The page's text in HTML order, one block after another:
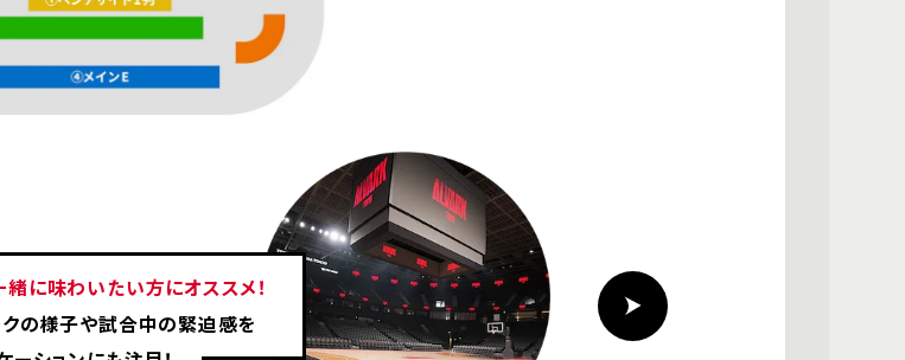
に味わいたい方にオススメ！
クの様子や試合中の緊迫感を